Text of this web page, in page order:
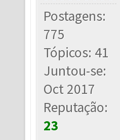
Postagens:
775
Tópicos: 41
Juntou-se:
Oct 2017
Reputação:
23